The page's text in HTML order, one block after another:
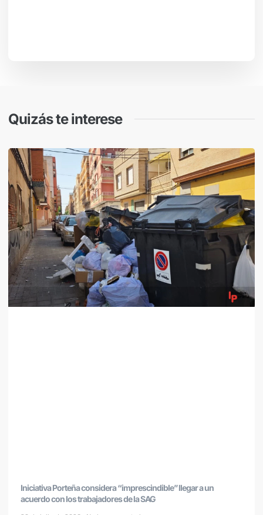
Quizás te interese
Iniciativa Porteña considera “imprescindible” llegar a un
acuerdo con los trabajadores de la SAG